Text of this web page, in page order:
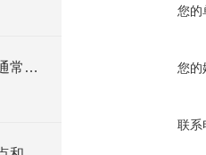
吸收塔精馏装置种类繁多，通常有如下分类
您的
您的
联系